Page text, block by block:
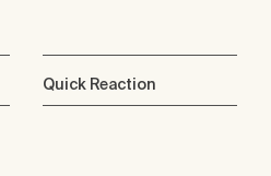
Quick Reaction